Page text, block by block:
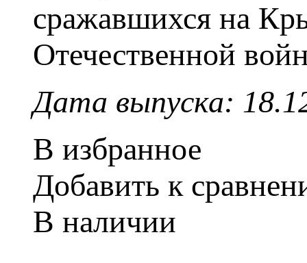
сражавшихся на
Отечественной
Дата выпуска:
В избранное
Добавить к
В наличии